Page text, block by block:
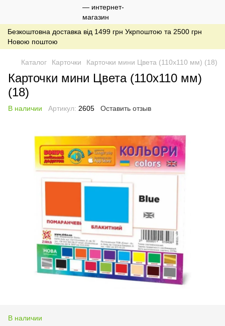
Безкоштовна доставка від 1499 грн Укрпоштою та 2500 грн
Новою поштою
Каталог Карточки Карточки мини Цвета (110х110 мм) (18)
Карточки мини Цвета (110х110 мм)
(18)
В наличии Артикул: 2605 Оставить отзыв
В наличии